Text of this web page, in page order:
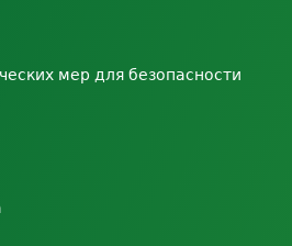
мер для безопасности